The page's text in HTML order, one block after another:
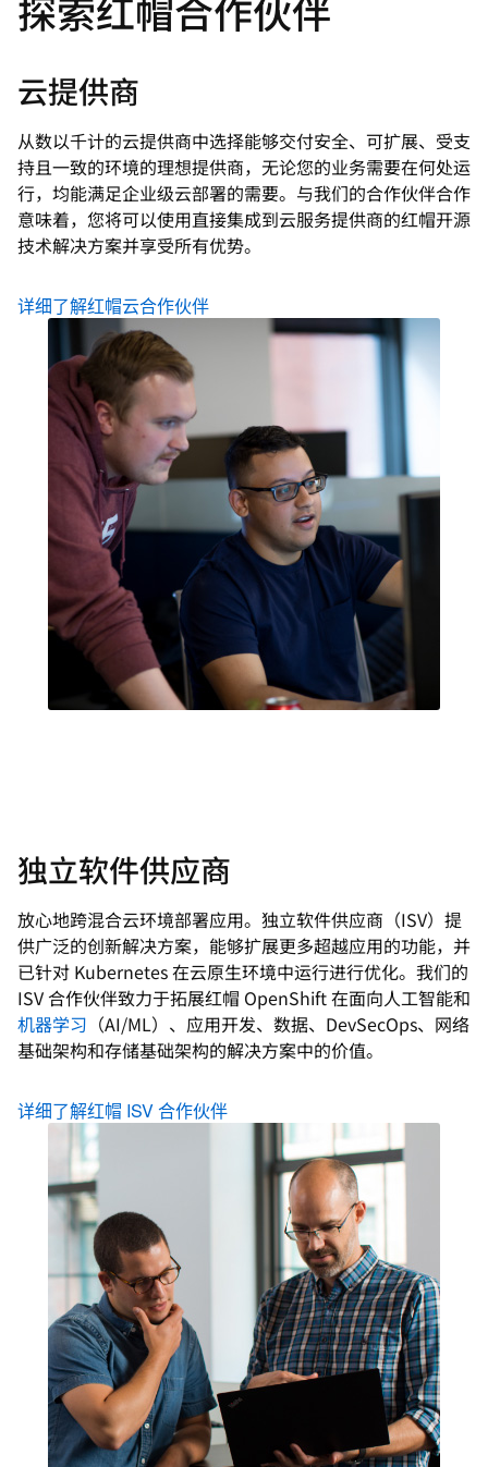
云提供商
从数以千计的云提供商中选择能够交付安全、可扩展、受支
持且一致的环境的理想提供商，无论您的业务需要在何处运
行，均能满足企业级云部署的需要。与我们的合作伙伴合作
意味着，您将可以使用直接集成到云服务提供商的红帽开源
技术解决方案并享受所有优势。
详细了解红帽云合作伙伴
独立软件供应商
放心地跨混合云环境部署应用。独立软件供应商（ISV）提
供广泛的创新解决方案，能够扩展更多超越应用的功能，并
已针对 Kubernetes 在云原生环境中运行进行优化。我们的
ISV 合作伙伴致力于拓展红帽 OpenShift 在面向人工智能和
机器学习 （AI/ML）、应用开发、数据、DevSecOps、网络
基础架构和存储基础架构的解决方案中的价值。
详细了解红帽 ISV 合作伙伴